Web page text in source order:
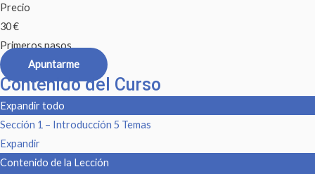
Precio
30 €
Primeros pasos
Apuntarme
Contenido del Curso
Expandir todo
Sección 1 – Introducción 5 Temas
Expandir
Contenido de la Lección